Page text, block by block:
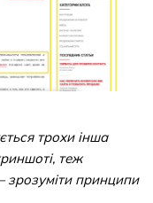
трохи інша
теж
принципи